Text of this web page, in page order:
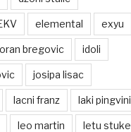
elemental exyu
bregovic idoli
josipa lisac
lacni franz laki pingvini
leo martin letu stuke